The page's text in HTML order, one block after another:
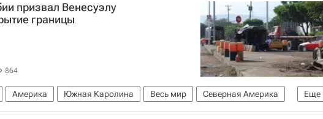
призвал Венесуэлу
границы
864
Еще
Америка Южная Каролина Весь мир
Северная Америка